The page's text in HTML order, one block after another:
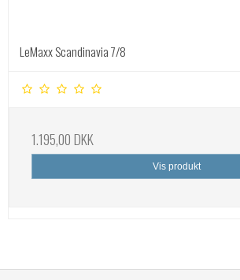
LeMaxx Scandinavia 7/8
1.195,00 DKK
Vis produkt